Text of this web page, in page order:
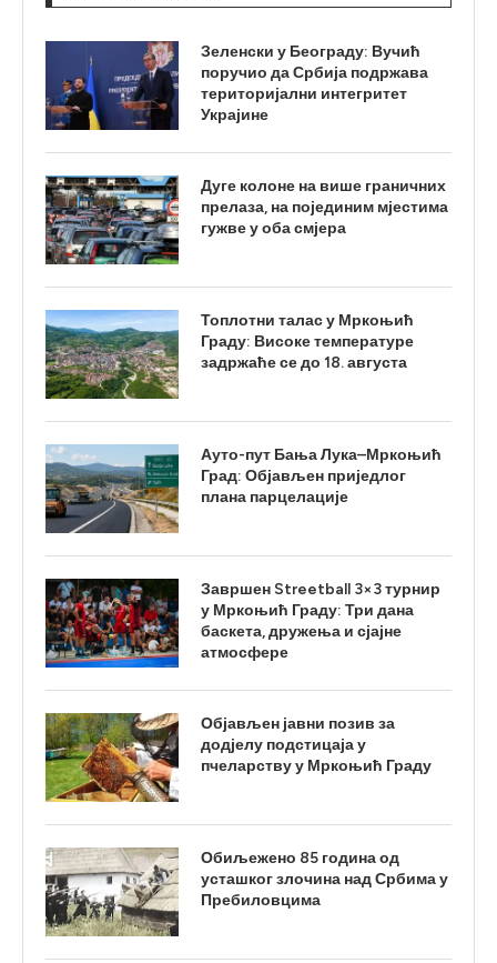
Зеленски у Београду: Вучић
поручио да Србија подржава
територијални интегритет
Украјине
Дуге колоне на више граничних
прелаза, на појединим мјестима
гужве у оба смјера
Топлотни талас у Мркоњић
Граду: Високе температуре
задржаће се до 18. августа
Ауто-пут Бања Лука–Мркоњић
Град: Објављен приједлог
плана парцелације
Завршен Streetball 3×3 турнир
у Мркоњић Граду: Три дана
баскета, дружења и сјајне
атмосфере
Објављен јавни позив за
додјелу подстицаја у
пчеларству у Мркоњић Граду
Обиљежено 85 година од
усташког злочина над Србима у
Пребиловцима